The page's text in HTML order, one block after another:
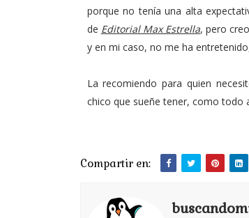
porque no tenía una alta
de Editorial Max Estrella, pero
y en mi caso, no me ha
La recomiendo para quien
chico que sueñe tener, como todo
Compartir en: